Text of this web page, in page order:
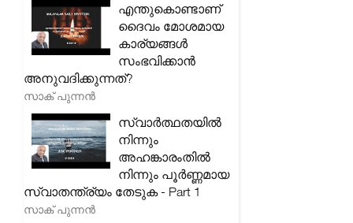
എന്തുകൊണ്ടാണ്
ദൈവം മോശമായ
കാര്യങ്ങൾ
സംഭവിക്കാൻ
അനുവദിക്കുന്നത്?
സാക് പുന്നൻ
സ്വാർത്ഥതയിൽ
നിന്നും
അഹങ്കാരംതിൽ
നിന്നും പൂർണ്ണമായ
സ്വാതന്ത്ര്യം തേടുക - Part 1
സാക് പുന്നൻ